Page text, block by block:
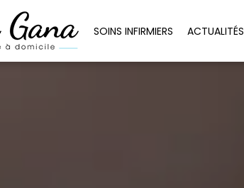
SOINS INFIRMIERS ACTUALITÉS